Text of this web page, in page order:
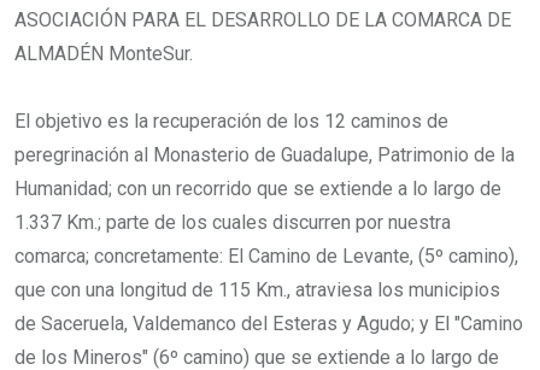
ASOCIACIÓN PARA EL DESARROLLO DE LA COMARCA DE
ALMADÉN MonteSur.
El objetivo es la recuperación de los 12 caminos de
peregrinación al Monasterio de Guadalupe, Patrimonio de la
Humanidad; con un recorrido que se extiende a lo largo de
1.337 Km.; parte de los cuales discurren por nuestra
comarca; concretamente: El Camino de Levante, (5º camino),
que con una longitud de 115 Km., atraviesa los municipios
de Saceruela, Valdemanco del Esteras y Agudo; y El "Camino
de los Mineros" (6º camino) que se extiende a lo largo de